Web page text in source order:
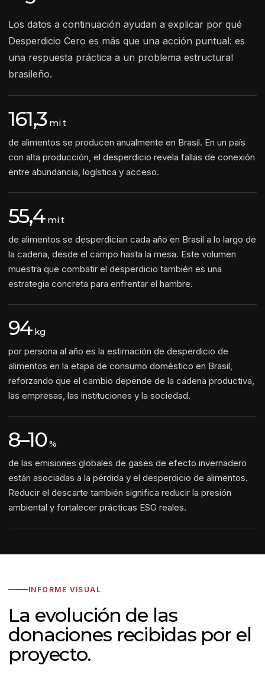
Los datos a continuación ayudan a explicar por qué
Desperdicio Cero es más que una acción puntual: es
una respuesta práctica a un problema estructural
brasileño.
161,3 mi t
de alimentos se producen anualmente en Brasil. En un país
con alta producción, el desperdicio revela fallas de conexión
entre abundancia, logística y acceso.
55,4 mi t
de alimentos se desperdician cada año en Brasil a lo largo de
la cadena, desde el campo hasta la mesa. Este volumen
muestra que combatir el desperdicio también es una
estrategia concreta para enfrentar el hambre.
94 kg
por persona al año es la estimación de desperdicio de
alimentos en la etapa de consumo doméstico en Brasil,
reforzando que el cambio depende de la cadena productiva,
las empresas, las instituciones y la sociedad.
8–10 %
de las emisiones globales de gases de efecto invernadero
están asociadas a la pérdida y el desperdicio de alimentos.
Reducir el descarte también significa reducir la presión
ambiental y fortalecer prácticas ESG reales.
INFORME VISUAL
La evolución de las
donaciones recibidas por el
proyecto.